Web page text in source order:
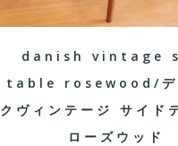
danish vintage
table rosewood/デ
クヴィンテージ サイド
ローズウッド